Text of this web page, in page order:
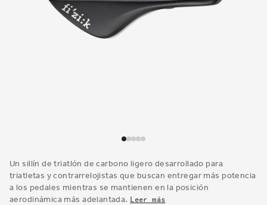
en
una
Un sillín de triatlón de carbono ligero desarrollado para
triatletas y contrarrelojistas que buscan entregar más potencia
a los pedales mientras se mantienen en la posición
aerodinámica más adelantada. Leer más